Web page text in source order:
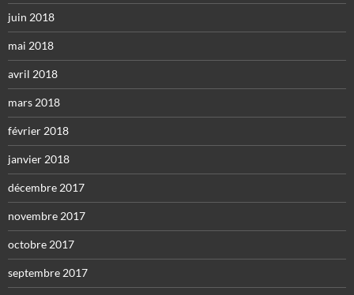
juin 2018
mai 2018
avril 2018
mars 2018
février 2018
janvier 2018
décembre 2017
novembre 2017
octobre 2017
septembre 2017